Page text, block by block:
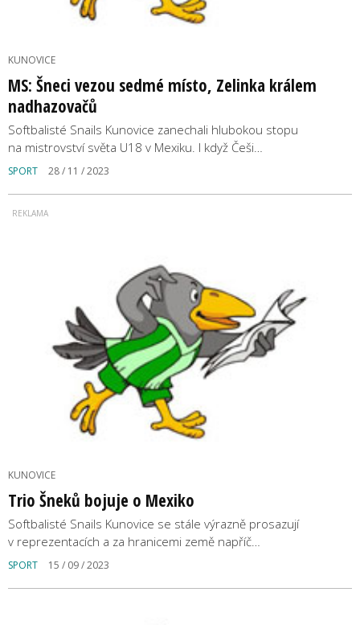
KUNOVICE
MS: Šneci vezou sedmé místo, Zelinka králem
nadhazovačů
Softbalisté Snails Kunovice zanechali hlubokou stopu
na mistrovství světa U18 v Mexiku. I když Češi…
SPORT 28 / 11 / 2023
KUNOVICE
Trio Šneků bojuje o Mexiko
Softbalisté Snails Kunovice se stále výrazně prosazují
v reprezentacích a za hranicemi země napříč…
SPORT 15 / 09 / 2023